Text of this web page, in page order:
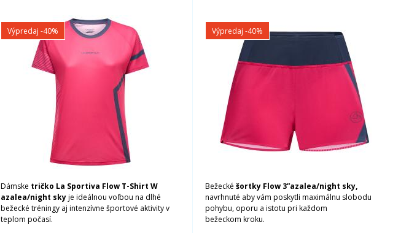
Výpredaj-40%
Dámske tričko La Sportiva Flow T-Shirt W
azalea/night skyje ideálnou voľbou na dlhé
bežecké tréningy aj intenzívne športové aktivity v
teplom počasí.
Výpredaj-40%
Bežeckéšortky Flow 3”azalea/night sky,
navrhnuté aby vám poskytli maximálnu slobodu
pohybu, oporu a istotu pri každom
bežeckom kroku.